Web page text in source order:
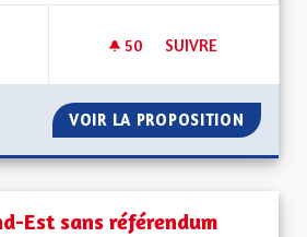
50 50 ABONNÉS
SUIVRE
VOIR LA PROPOSITION
Est sans référendum